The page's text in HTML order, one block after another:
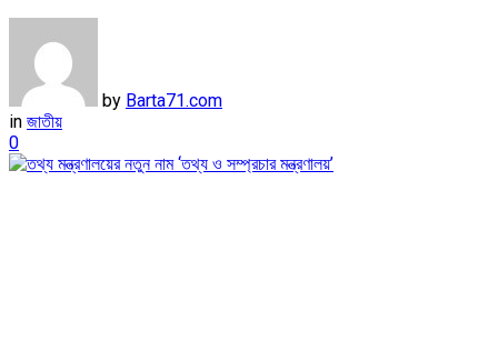
by Barta71.com
in জাতীয়
0